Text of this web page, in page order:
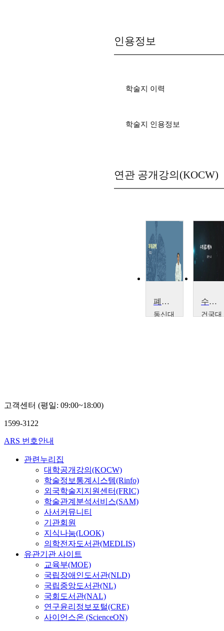
인용정보
학술지 이력
학술지 인용정보
연관 공개강의(KOCW)
폐계내과학
동신대
수의내과학
건국대
고객센터 (평일: 09:00~18:00)
1599-3122
ARS 번호안내
관련누리집
대학공개강의(KOCW)
학술정보통계시스템(Rinfo)
외국학술지지원센터(FRIC)
학술관계분석서비스(SAM)
사서커뮤니티
기관회원
지식나눔(LOOK)
의학전자도서관(MEDLIS)
유관기관 사이트
교육부(MOE)
국립장애인도서관(NLD)
국립중앙도서관(NL)
국회도서관(NAL)
연구윤리정보포털(CRE)
사이언스온 (ScienceON)